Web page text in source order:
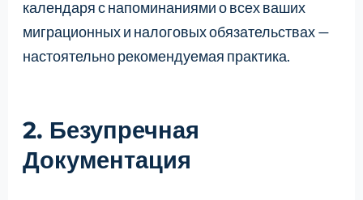
календаря с напоминаниями о всех ваших
миграционных и налоговых обязательствах —
настоятельно рекомендуемая практика.
2. Безупречная
Документация